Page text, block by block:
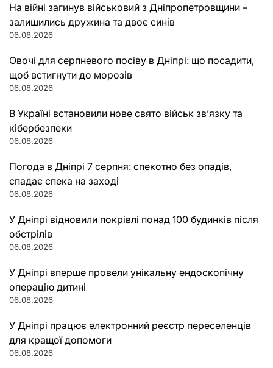
На війні загинув військовий з Дніпропетровщини –
залишились дружина та двоє синів
06.08.2026
Овочі для серпневого посіву в Дніпрі: що посадити,
щоб встигнути до морозів
06.08.2026
В Україні встановили нове свято військ зв’язку та
кібербезпеки
06.08.2026
Погода в Дніпрі 7 серпня: спекотно без опадів,
спадає спека на заході
06.08.2026
У Дніпрі відновили покрівлі понад 100 будинків після
обстрілів
06.08.2026
У Дніпрі вперше провели унікальну ендоскопічну
операцію дитині
06.08.2026
У Дніпрі працює електронний реєстр переселенців
для кращої допомоги
06.08.2026